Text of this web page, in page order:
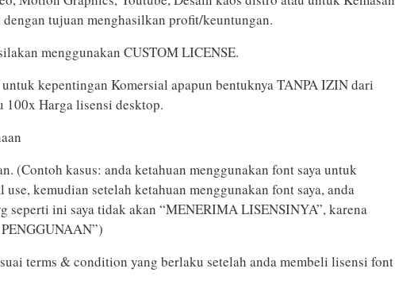
tujuan menghasilkan profit/keuntungan.
menggunakan CUSTOM LICENSE.
kepentingan Komersial apapun bentuknya TANPA IZIN dari
100x Harga lisensi desktop.
(Contoh kasus: anda ketahuan menggunakan font saya untuk
kemudian setelah ketahuan menggunakan font saya, anda
ini saya tidak akan “MENERIMA LISENSINYA”, karena
terms & condition yang berlaku setelah anda membeli lisensi font